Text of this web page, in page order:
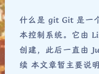
什么是 git Git 是一
本控制系统。它由
创建，此后一直由
续 本文章暂主要说